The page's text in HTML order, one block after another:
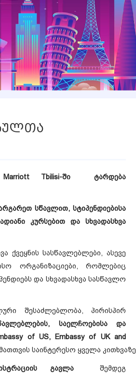
Tbilisi-ში ტარდება
სწავლით, სტიპენდიებისა
კურსებით და სხვადასხვა
ქვეყნის სასწავლებლები, ასევე
ორგანიზაციები, რომლებიც
და სხვადასხვა სასწავლო
შესაძლებლობა, პირისპირ
საელჩოებისა და
of US, Embassy of UK and
საინტერესო ყველა კითხვაზე
გავლა
შემდეგ